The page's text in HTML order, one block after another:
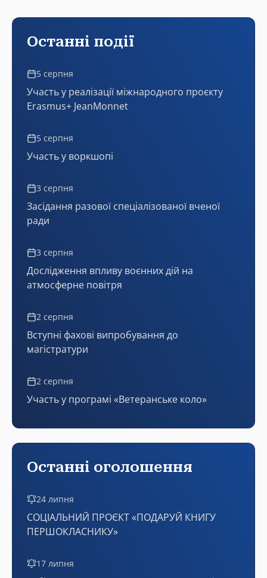
Останні події
5 серпня
Участь у реалізації міжнародного проєкту
Erasmus+ JeanMonnet
5 серпня
Участь у воркшопі
3 серпня
Засідання разової спеціалізованої вченої
ради
3 серпня
Дослідження впливу воєнних дій на
атмосферне повітря
2 серпня
Вступні фахові випробування до
магістратури
2 серпня
Участь у програмі «Ветеранське коло»
Останні оголошення
24 липня
СОЦІАЛЬНИЙ ПРОЄКТ «ПОДАРУЙ КНИГУ
ПЕРШОКЛАСНИКУ»
17 липня